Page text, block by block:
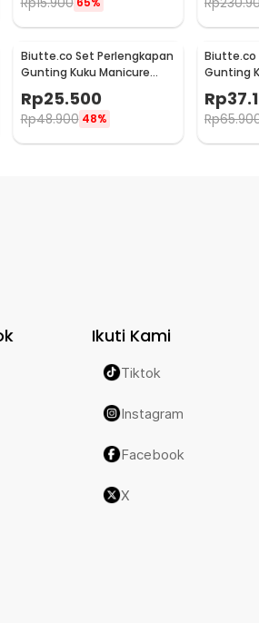
Biutte.co Set Perlengkapan
Gunting Kuku Manicure
- S0M020
Rp25.500
Rp48.900 48%
Biutte.co
Gunting
Pedicure
- S0M020
Rp
Rp
Ikuti Kami
Tiktok
Instagram
Facebook
X